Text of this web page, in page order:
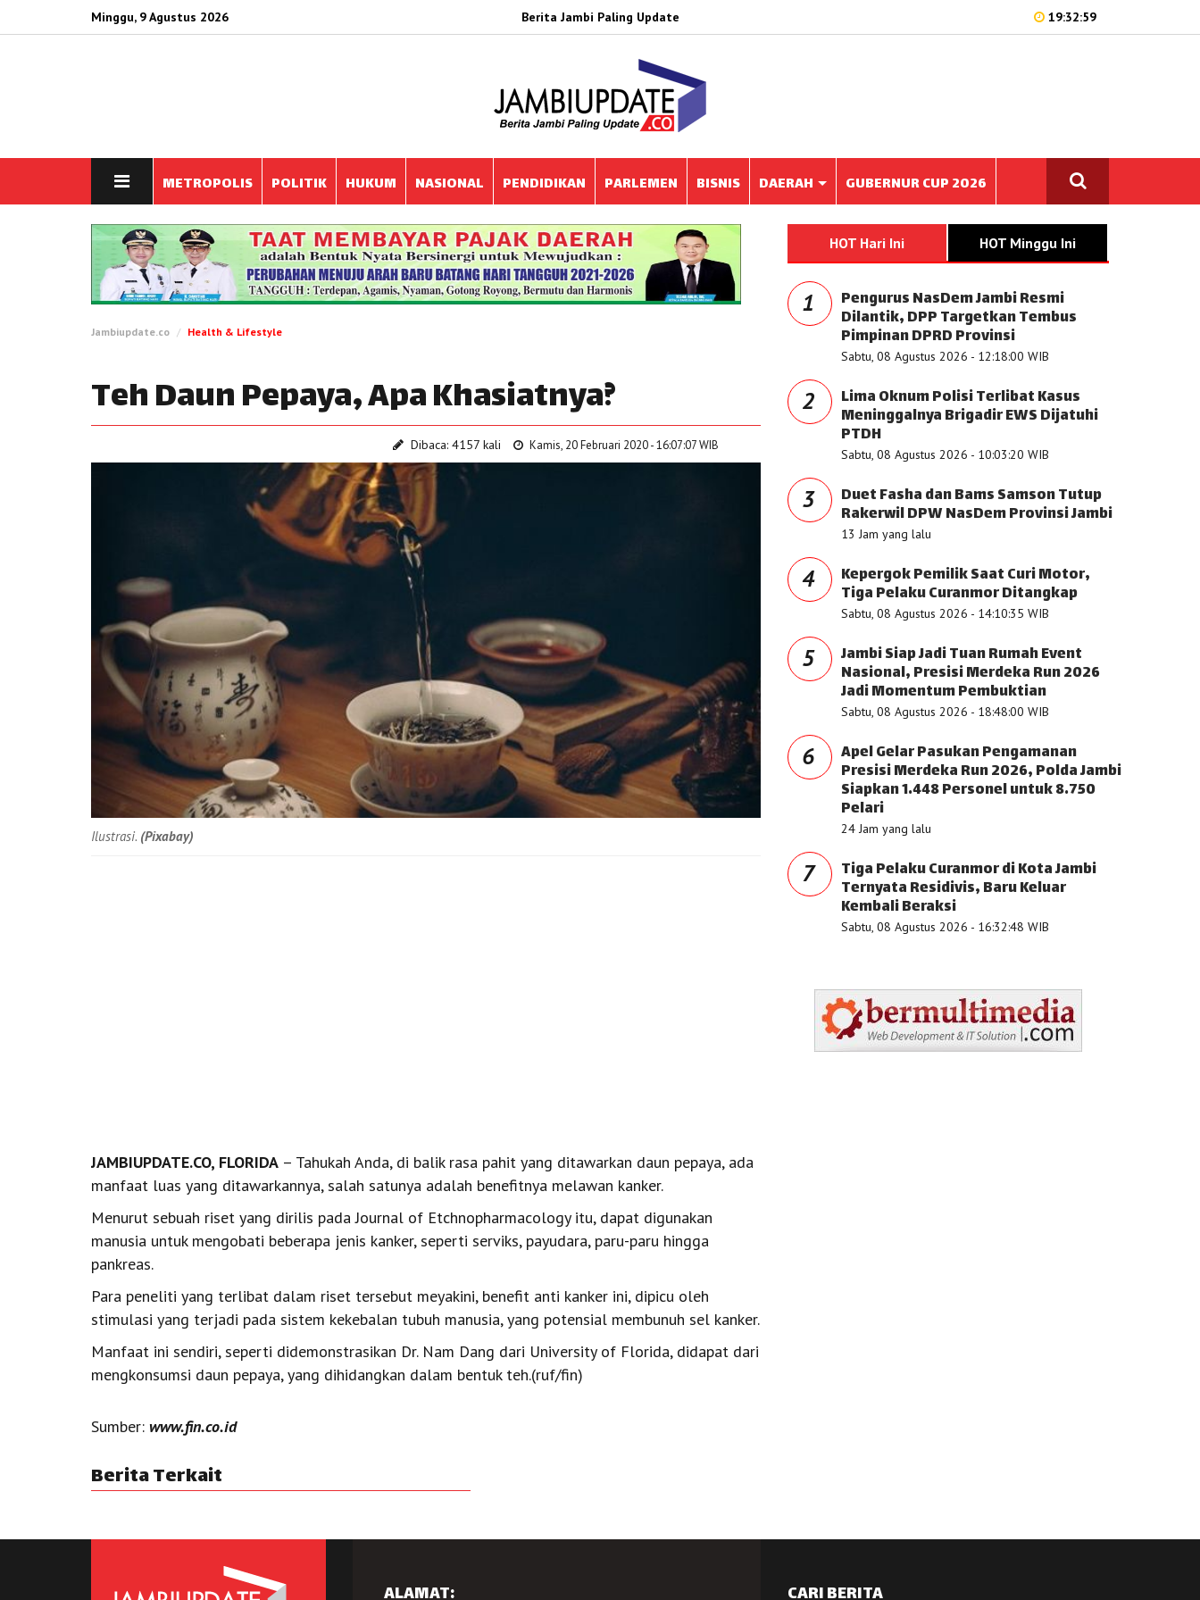
Minggu, 9 Agustus 2026 Berita Jambi Paling Update 19:32:59
METROPOLIS POLITIK HUKUM NASIONAL PENDIDIKAN PARLEMEN BISNIS DAERAH GUBERNUR CUP 2026
Jambiupdate.co Health & Lifestyle
Teh Daun Pepaya, Apa Khasiatnya?
Dibaca: 4157 kali Kamis, 20 Februari 2020 - 16:07:07 WIB
Ilustrasi. (Pixabay)
JAMBIUPDATE.CO, FLORIDA – Tahukah Anda, di balik rasa pahit yang ditawarkan daun pepaya, ada
manfaat luas yang ditawarkannya, salah satunya adalah benefitnya melawan kanker.
Menurut sebuah riset yang dirilis pada Journal of Etchnopharmacology itu, dapat digunakan
manusia untuk mengobati beberapa jenis kanker, seperti serviks, payudara, paru-paru hingga
pankreas.
Para peneliti yang terlibat dalam riset tersebut meyakini, benefit anti kanker ini, dipicu oleh
stimulasi yang terjadi pada sistem kekebalan tubuh manusia, yang potensial membunuh sel kanker.
Manfaat ini sendiri, seperti didemonstrasikan Dr. Nam Dang dari University of Florida, didapat dari
mengkonsumsi daun pepaya, yang dihidangkan dalam bentuk teh.(ruf/fin)
Sumber: www.fin.co.id
Berita Terkait
HOT Hari Ini HOT Minggu Ini
1 Pengurus NasDem Jambi Resmi
Dilantik, DPP Targetkan Tembus
Pimpinan DPRD Provinsi
Sabtu, 08 Agustus 2026 - 12:18:00 WIB
2 Lima Oknum Polisi Terlibat Kasus
Meninggalnya Brigadir EWS Dijatuhi
PTDH
Sabtu, 08 Agustus 2026 - 10:03:20 WIB
3 Duet Fasha dan Bams Samson Tutup
Rakerwil DPW NasDem Provinsi Jambi
13 Jam yang lalu
4 Kepergok Pemilik Saat Curi Motor,
Tiga Pelaku Curanmor Ditangkap
Sabtu, 08 Agustus 2026 - 14:10:35 WIB
5 Jambi Siap Jadi Tuan Rumah Event
Nasional, Presisi Merdeka Run 2026
Jadi Momentum Pembuktian
Sabtu, 08 Agustus 2026 - 18:48:00 WIB
6 Apel Gelar Pasukan Pengamanan
Presisi Merdeka Run 2026, Polda Jambi
Siapkan 1.448 Personel untuk 8.750
Pelari
24 Jam yang lalu
7 Tiga Pelaku Curanmor di Kota Jambi
Ternyata Residivis, Baru Keluar
Kembali Beraksi
Sabtu, 08 Agustus 2026 - 16:32:48 WIB